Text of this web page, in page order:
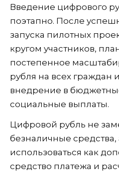
Введение цифрового
поэтапно. После
запуска пилотных
кругом участников,
постепенное
рубля на всех граждан
внедрение в
социальные выплаты.
Цифровой рубль не
безналичные средства,
использоваться как
средство платежа и